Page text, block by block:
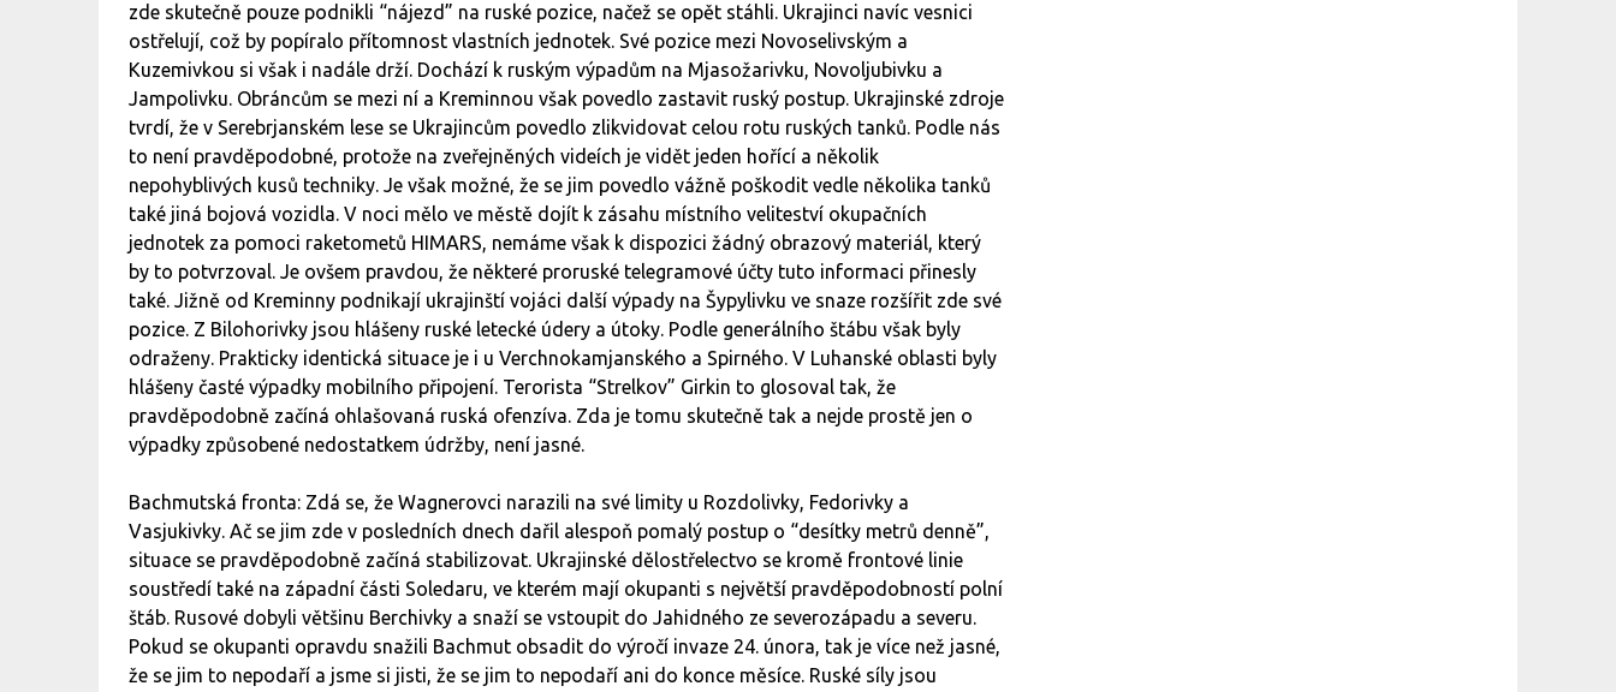
zde skutečně pouze podnikli “nájezd” na ruské pozice, načež se opět stáhli. Ukrajinci navíc vesnici
ostřelují, což by popíralo přítomnost vlastních jednotek. Své pozice mezi Novoselivským a
Kuzemivkou si však i nadále drží. Dochází k ruským výpadům na Mjasožarivku, Novoljubivku a
Jampolivku. Obráncům se mezi ní a Kreminnou však povedlo zastavit ruský postup. Ukrajinské zdroje
tvrdí, že v Serebrjanském lese se Ukrajincům povedlo zlikvidovat celou rotu ruských tanků. Podle nás
to není pravděpodobné, protože na zveřejněných videích je vidět jeden hořící a několik
nepohyblivých kusů techniky. Je však možné, že se jim povedlo vážně poškodit vedle několika tanků
také jiná bojová vozidla. V noci mělo ve městě dojít k zásahu místního veliteství okupačních
jednotek za pomoci raketometů HIMARS, nemáme však k dispozici žádný obrazový materiál, který
by to potvrzoval. Je ovšem pravdou, že některé proruské telegramové účty tuto informaci přinesly
také. Jižně od Kreminny podnikají ukrajinští vojáci další výpady na Šypylivku ve snaze rozšířit zde své
pozice. Z Bilohorivky jsou hlášeny ruské letecké údery a útoky. Podle generálního štábu však byly
odraženy. Prakticky identická situace je i u Verchnokamjanského a Spirného. V Luhanské oblasti byly
hlášeny časté výpadky mobilního připojení. Terorista “Strelkov” Girkin to glosoval tak, že
pravděpodobně začíná ohlašovaná ruská ofenzíva. Zda je tomu skutečně tak a nejde prostě jen o
výpadky způsobené nedostatkem údržby, není jasné.
Bachmutská fronta: Zdá se, že Wagnerovci narazili na své limity u Rozdolivky, Fedorivky a
Vasjukivky. Ač se jim zde v posledních dnech dařil alespoň pomalý postup o “desítky metrů denně”,
situace se pravděpodobně začíná stabilizovat. Ukrajinské dělostřelectvo se kromě frontové linie
soustředí také na západní části Soledaru, ve kterém mají okupanti s největší pravděpodobností polní
štáb. Rusové dobyli většinu Berchivky a snaží se vstoupit do Jahidného ze severozápadu a severu.
Pokud se okupanti opravdu snažili Bachmut obsadit do výročí invaze 24. února, tak je více než jasné,
že se jim to nepodaří a jsme si jisti, že se jim to nepodaří ani do konce měsíce. Ruské síly jsou